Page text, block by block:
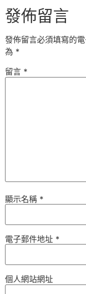
發佈留言
發佈留言必須填寫的
為 *
留言 *
顯示名稱 *
電子郵件地址 *
個人網站網址